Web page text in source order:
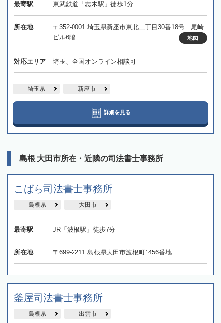
最寄駅 東武鉄道「志木駅」徒歩1分
所在地
〒352-0001 埼玉県新座市東北二丁目30番18号 尾崎
ビル6階
地図
対応エリア 埼玉、全国オンライン相談可
埼玉県 新座市
詳細を見る
島根 大田市所在・近隣の司法書士事務所
こばら司法書士事務所
島根県 大田市
最寄駅 JR「波根駅」徒歩7分
所在地 〒699-2211 島根県大田市波根町1456番地
釜屋司法書士事務所
島根県 出雲市